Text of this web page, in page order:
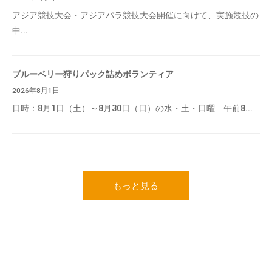
アジア競技大会・アジアパラ競技大会開催に向けて、実施競技の
中...
ブルーベリー狩りパック詰めボランティア
2026年8月1日
日時：8月1日（土）～8月30日（日）の水・土・日曜 午前8...
もっと見る